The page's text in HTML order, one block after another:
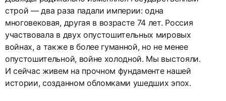
строй — два раза падали империи: одна
многовековая, другая в возрасте 74 лет. Россия
участвовала в двух опустошительных мировых
войнах, а также в более гуманной, но не менее
опустошительной, войне холодной. Мы выстояли.
И сейчас живем на прочном фундаменте нашей
истории, созданном обломками ушедших эпох.